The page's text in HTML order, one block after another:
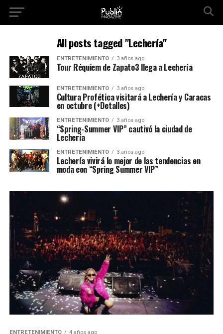
All posts tagged "Lechería"
ENTRETENIMIENTO 3 años ago
Tour Réquiem de Zapato3 llega a Lechería
ENTRETENIMIENTO 3 años ago
Cultura Profética visitará a Lechería y Caracas
en octubre (+Detalles)
ENTRETENIMIENTO 3 años ago
“Spring-Summer VIP” cautivó la ciudad de
Lechería
ENTRETENIMIENTO 3 años ago
Lechería vivirá lo mejor de las tendencias en
moda con “Spring Summer VIP”
ENTRETENIMIENTO 4 años ago